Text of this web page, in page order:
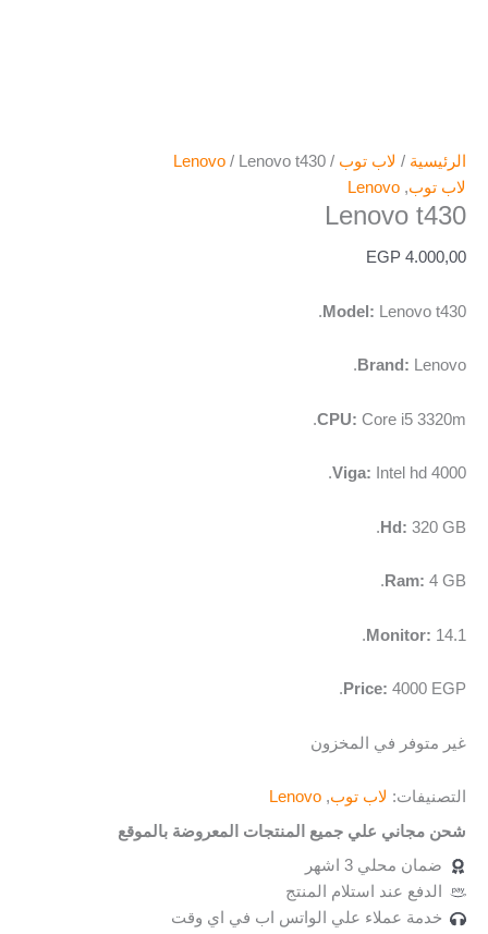
الرئيسية / لاب توب /
Lenovo / Lenovo t430
لاب توب,
Lenovo
Lenovo t430
EGP 4.000,00
Model: Lenovo t430.
Brand: Lenovo.
CPU: Core i5 3320m.
Viga: Intel hd 4000.
Hd: 320 GB.
Ram: 4 GB.
Monitor: 14.1.
Price: 4000 EGP.
غير متوفر في المخزون
التصنيفات: لاب توب,
Lenovo
شحن مجاني علي جميع المنتجات المعروضة بالموقع
ضمان محلي 3 اشهر
الدفع عند استلام المنتج
خدمة عملاء علي الواتس اب في اي وقت